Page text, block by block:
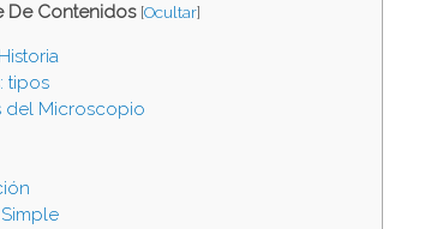
De Contenidos [Ocultar]
tipos
del Microscopio